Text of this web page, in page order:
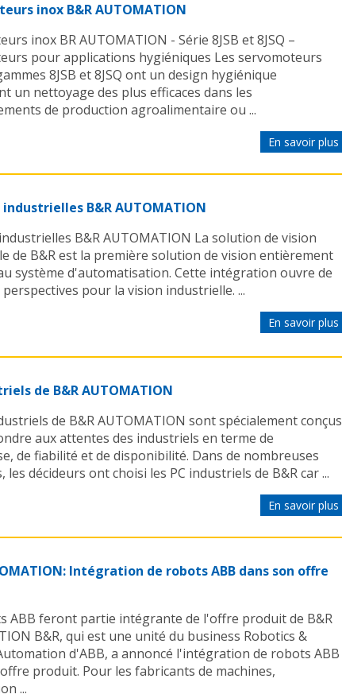
inox B&R AUTOMATION
inox BR AUTOMATION - Série 8JSB et 8JSQ –
pour applications hygiéniques Les servomoteurs
8JSB et 8JSQ ont un design hygiénique
un nettoyage des plus efficaces dans les
de production agroalimentaire ou ...
En savoir plus
B&R AUTOMATION
B&R AUTOMATION La solution de vision
de B&R est la première solution de vision entièrement
système d'automatisation. Cette intégration ouvre de
pour la vision industrielle. ...
En savoir plus
de B&R AUTOMATION
de B&R AUTOMATION sont spécialement conçus
aux attentes des industriels en terme de
de fiabilité et de disponibilité. Dans de nombreuses
les décideurs ont choisi les PC industriels de B&R car ...
En savoir plus
Intégration de robots ABB dans son offre
ABB feront partie intégrante de l'offre produit de B&R
B&R, qui est une unité du business Robotics &
d'ABB, a annoncé l'intégration de robots ABB
produit. Pour les fabricants de machines,
...